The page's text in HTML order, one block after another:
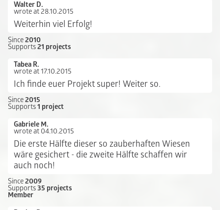
Walter D.
wrote at 28.10.2015
Weiterhin viel Erfolg!
Since2010
Supports21 projects
Tabea R.
wrote at 17.10.2015
Ich finde euer Projekt super! Weiter so.
Since2015
Supports1 project
Gabriele M.
wrote at 04.10.2015
Die erste Hälfte dieser so zauberhaften Wiesen
wäre gesichert - die zweite Hälfte schaffen wir
auch noch!
Since2009
Supports35 projects
Member